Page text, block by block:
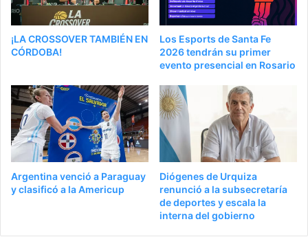
¡LA CROSSOVER TAMBIÉN EN
CÓRDOBA!
Los Esports de Santa Fe
2026 tendrán su primer
evento presencial en Rosario
Argentina venció a Paraguay
y clasificó a la Americup
Diógenes de Urquiza
renunció a la subsecretaría
de deportes y escala la
interna del gobierno